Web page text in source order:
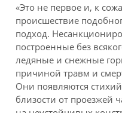
«Это не первое и, к
происшествие
подход.
построенные без
ледяные и снежные
причиной травм и
Они появляются
близости от проезжей